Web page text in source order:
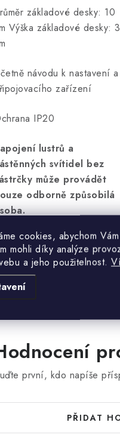
cookies, abychom
mohli díky analýze
a jeho použitelnost.
základové desky: 10
Výška základové desky: 3
návodu k nastavení a
zařízení
IP20
lustrů a
svítidel bez
může provádět
odborně způsobilá
není součástí
první, kdo napíše
PŘIDAT